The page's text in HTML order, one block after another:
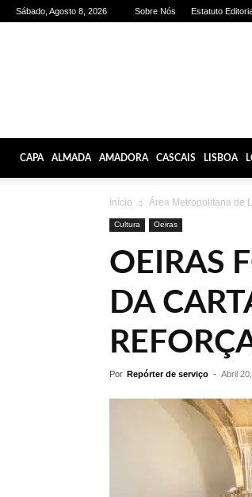
Sábado, Agosto 8, 2026 Sobre Nós Estatuto
CAPA ALMADA AMADORA CASCAIS LISBOA
Início Área Metropolitana de
Cultura Oeiras
OEIRAS
DA
Por Repórter de serviço - Abril